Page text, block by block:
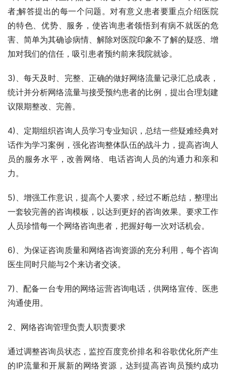
者;解答提出的每一个问题。对有意义患者要重点介绍医院
的特色、优势、服务，使咨询患者领悟到有病不就医的危
害、简单为其确诊病情、解除对医院印象不了解的疑惑、增
加对我们的信任，吸引患者预约前来我院就诊。
3)、每天及时、完整、正确的做好网络流量记录汇总成表，
统计并分析网络流量与接受预约患者的比例，提出合理划建
议限期整改、完善。
4)、定期组织咨询人员学习专业知识，总结一些疑难经典对
话作为学习案例，强化咨询整体队伍的战斗力，提高咨询人
员的服务水平，改善网络、电话咨询人员的沟通力和亲和
力。
5)、增强工作意识，提高个人要求，经过不断总结，整理出
一套较完善的咨询模板，以达到更好的咨询效果。要求工作
人员珍惜每一个网络咨询患者，把握好每一次对话机会。
6)、为保证咨询质量和网络咨询资源的充分利用，每个咨询
医生同时只能与2个来访者交谈。
7)、配备一台专用的网络运营咨询电话，供网络宣传、医患
沟通使用。
2、网络咨询管理负责人职责要求
通过调整咨询员状态，监控百度竞价排名和谷歌优化所产生
的IP流量和开展新的网络资源，达到提高咨询员预约成功